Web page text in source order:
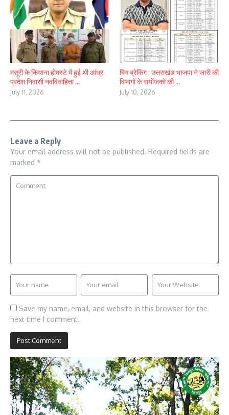
मसूरी के कियाना होमस्टे में हुई थी आंध्र
प्रदेश निवासी नवविवाहिता ...
July 11, 2026
बिग ब्रेकिंग : उत्तराखंड भाजपा ने जारी की
विभागों के सयोंजकों की ...
July 10, 2026
Leave a Reply
Your email address will not be published. Required fields are
marked *
Save my name, email, and website in this browser for the
next time I comment.